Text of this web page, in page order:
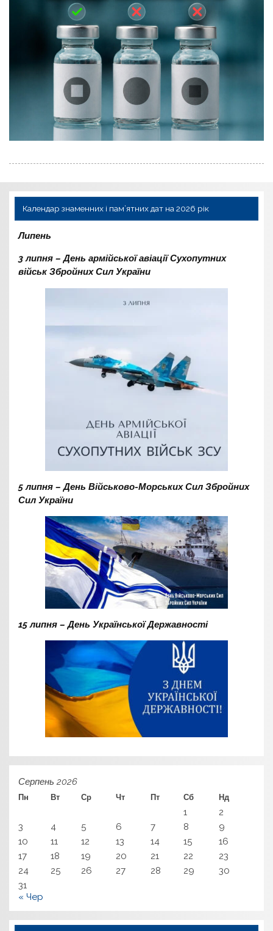
Календар знаменних і пам’ятних дат на 2026 рік
Липень
3 липня – День армійської авіації Сухопутних
військ Збройних Сил України
5 липня – День Військово-Морських Сил Збройних
Сил України
15 липня – День Української Державності
Серпень 2026
Пн Вт Ср Чт Пт Сб Нд
1
2
3
4 5 6 7 8
9
10
11 12 13 14 15
16
17
18 19 20 21 22
23
24
25 26 27 28 29
30
31
« Чер